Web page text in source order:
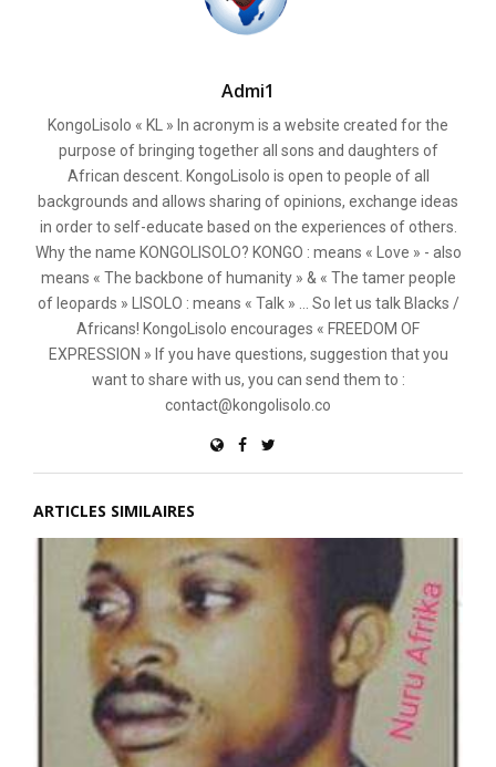
Admi1
KongoLisolo « KL » In acronym is a website created for the
purpose of bringing together all sons and daughters of
African descent. KongoLisolo is open to people of all
backgrounds and allows sharing of opinions, exchange ideas
in order to self-educate based on the experiences of others.
Why the name KONGOLISOLO? KONGO : means « Love » - also
means « The backbone of humanity » & « The tamer people
of leopards » LISOLO : means « Talk » ... So let us talk Blacks /
Africans! KongoLisolo encourages « FREEDOM OF
EXPRESSION » If you have questions, suggestion that you
want to share with us, you can send them to :
contact@kongolisolo.co
ARTICLES SIMILAIRES